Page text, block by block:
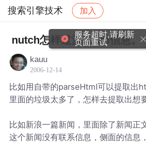
搜索引擎技术 加入
社区 搜索引擎技术 帖子详情
nutch怎样过滤spam信息。
kauu
2006-12-14
比如用自带的parseHtml可以提取出
里面的垃圾太多了，怎样去提取出想
比如新浪一篇新闻，里面除了新闻正
这个新闻没有联系信息，侧面的信息
服务超时,请刷新
页面重试